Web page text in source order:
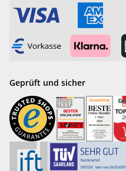
Geprüft und sicher